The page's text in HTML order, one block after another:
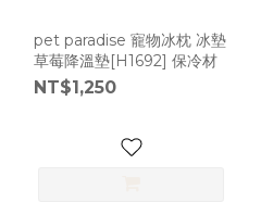
pet paradise 寵物冰枕 冰墊
草莓降溫墊[H1692] 保冷材
NT$1,250